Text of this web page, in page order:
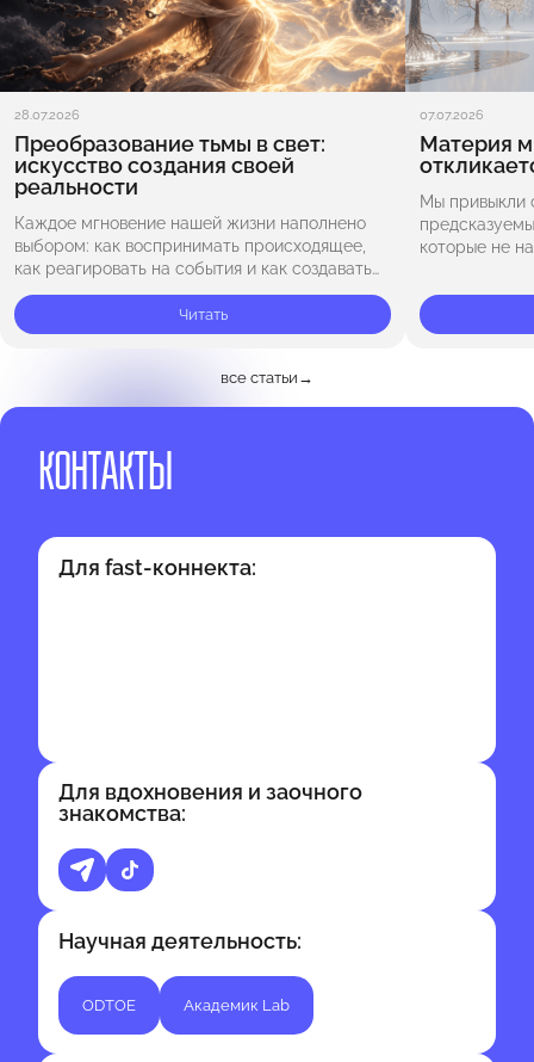
28.07.2026
Преобразование тьмы в свет:
искусство создания своей
реальности
Каждое мгновение нашей жизни наполнено
выбором: как воспринимать происходящее,
как реагировать на события и как создавать
свою реальность. Освобождение от ожиданий
открывает путь к новым возможностям. Когда
мы перестаём навязывать…
Читать
07.07.2026
Материя
Мы привыкли
которые не
камне — она
формируется
все статьи →
КОНТАКТЫ
Для fast-коннекта:
Для вдохновения и заочного
знакомства:
Научная деятельность:
ODTOE Академик Lab